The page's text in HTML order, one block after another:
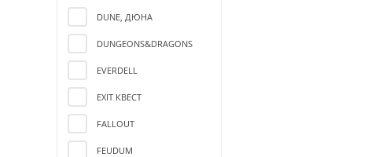
DUNE, ДЮНА
DUNGEONS&DRAGONS
EVERDELL
EXIT КВЕСТ
FALLOUT
FEUDUM